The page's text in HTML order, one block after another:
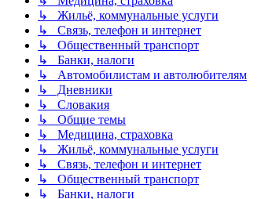
↳ Жильё, коммунальные услуги
↳ Связь, телефон и интернет
↳ Общественный транспорт
↳ Банки, налоги
↳ Автомобилистам и автолюбителям
↳ Дневники
↳ Словакия
↳ Общие темы
↳ Медицина, страховка
↳ Жильё, коммунальные услуги
↳ Связь, телефон и интернет
↳ Общественный транспорт
↳ Банки, налоги